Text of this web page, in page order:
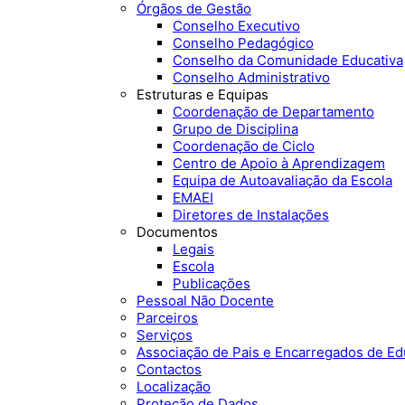
Órgãos de Gestão
Conselho Executivo
Conselho Pedagógico
Conselho da Comunidade Educativa
Conselho Administrativo
Estruturas e Equipas
Coordenação de Departamento
Grupo de Disciplina
Coordenação de Ciclo
Centro de Apoio à Aprendizagem
Equipa de Autoavaliação da Escola
EMAEI
Diretores de Instalações
Documentos
Legais
Escola
Publicações
Pessoal Não Docente
Parceiros
Serviços
Associação de Pais e Encarregados de
Contactos
Localização